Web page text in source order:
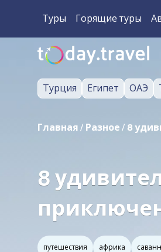
Туры Горящие туры
Турция Египет ОАЭ
Главная / Разное / 8
8
путешествия африка